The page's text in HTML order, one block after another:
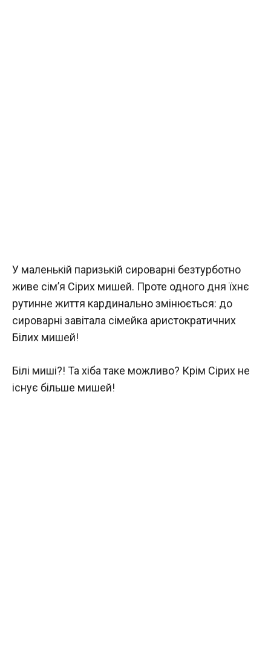
У маленькій паризькій сироварні безтурботно
живе сім’я Сірих мишей. Проте одного дня їхнє
рутинне життя кардинально змінюється: до
сироварні завітала сімейка аристократичних
Білих мишей!
Білі миші?! Та хіба таке можливо? Крім Сірих не
існує більше мишей!